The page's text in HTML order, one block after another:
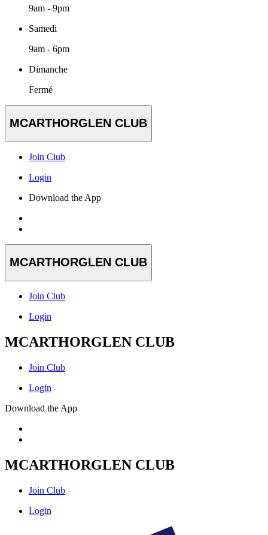
9am - 9pm
Samedi
9am - 6pm
Dimanche
Fermé
MCARTHORGLEN CLUB
Join Club
Login
Download the App
MCARTHORGLEN CLUB
Join Club
Login
MCARTHORGLEN CLUB
Join Club
Login
Download the App
MCARTHORGLEN CLUB
Join Club
Login